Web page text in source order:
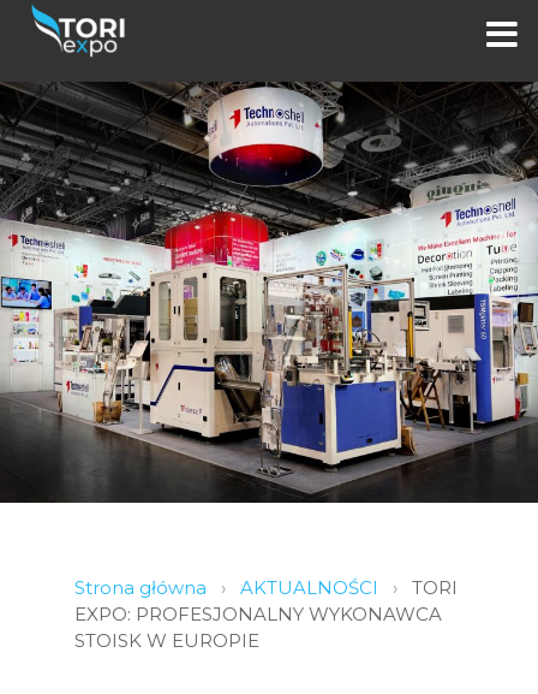
Strona główna › AKTUALNOŚCI ›
TORI
EXPO: PROFESJONALNY WYKONAWCA
STOISK W EUROPIE